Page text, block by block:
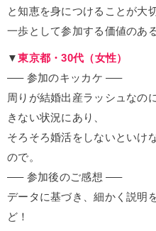
と知恵を身につけることが大
一歩として参加する価値のあ
▼東京都・30代（女性）
—– 参加のキッカケ —–
周りが結婚出産ラッシュなの
きない状況にあり、
そろそろ婚活をしないといけ
ので。
—– 参加後のご感想 —–
データに基づき、細かく説明
ど！